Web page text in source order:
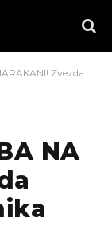
naslednika Šerifa Endiaja?!
NA